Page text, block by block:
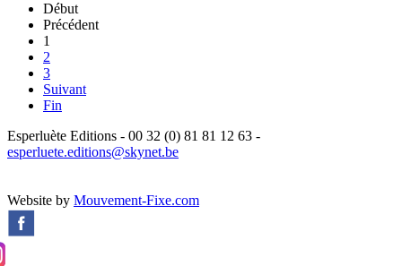
Début
Précédent
1
2
3
Suivant
Fin
Esperluète Editions - 00 32 (0) 81 81 12 63 -
esperluete.editions@skynet.be
Website by Mouvement-Fixe.com